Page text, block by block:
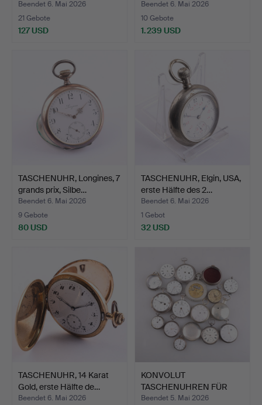
Beendet 6. Mai 2026
21 Gebote
127 USD
Beendet 6. Mai 2026
10 Gebote
1.239 USD
TASCHENUHR, Longines, 7
grands prix, Silbe…
Beendet 6. Mai 2026
9 Gebote
80 USD
TASCHENUHR, Elgin, USA,
erste Hälfte des 2…
Beendet 6. Mai 2026
1 Gebot
32 USD
TASCHENUHR, 14 Karat
Gold, erste Hälfte de…
Beendet 6. Mai 2026
KONVOLUT
TASCHENUHREN FÜR
ERSATZTEILE, ca.…
Beendet 5. Mai 2026